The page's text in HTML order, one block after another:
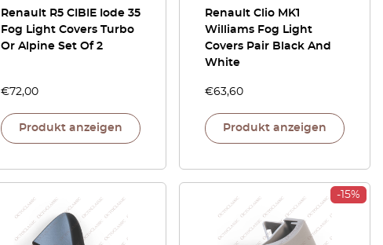
Renault R5 CIBIE Iode 35
Fog Light Covers Turbo
Or Alpine Set Of 2
€72,00
Produkt anzeigen
Renault Clio MK1
Williams Fog Light
Covers Pair Black And
White
€63,60
Produkt anzeigen
-15%